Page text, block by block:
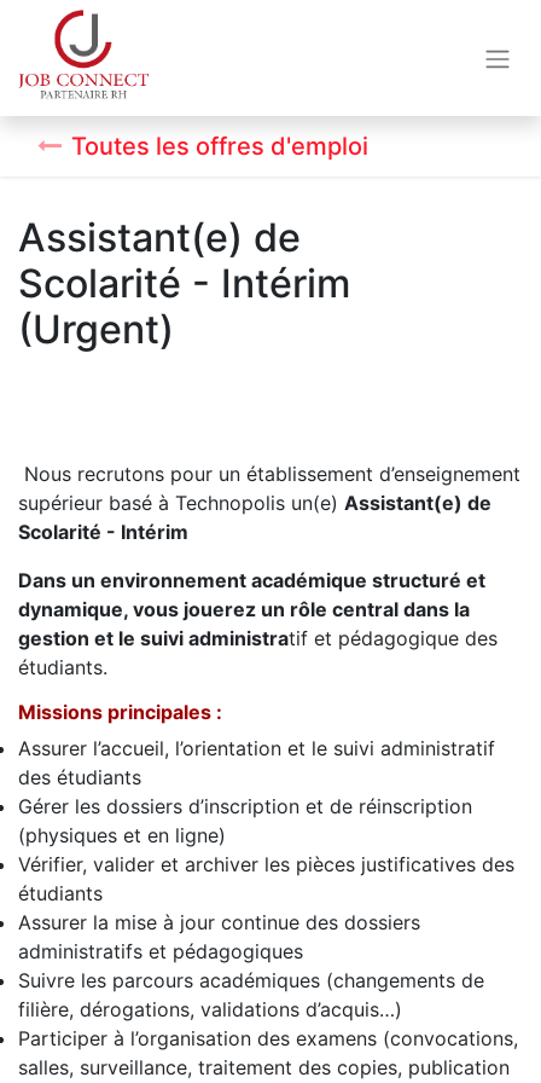
Toutes les offres d'emploi
Assistant(e) de
Scolarité - Intérim
(Urgent)
Nous recrutons pour un établissement d’enseignement
supérieur basé à Technopolis un(e) Assistant(e) de
Scolarité - Intérim
Dans un environnement académique structuré et
dynamique, vous jouerez un rôle central dans la
gestion et le suivi administratif et pédagogique des
étudiants.
Missions principales :
Assurer l’accueil, l’orientation et le suivi administratif
des étudiants
Gérer les dossiers d’inscription et de réinscription
(physiques et en ligne)
Vérifier, valider et archiver les pièces justificatives des
étudiants
Assurer la mise à jour continue des dossiers
administratifs et pédagogiques
Suivre les parcours académiques (changements de
filière, dérogations, validations d’acquis…)
Participer à l’organisation des examens (convocations,
salles, surveillance, traitement des copies, publication